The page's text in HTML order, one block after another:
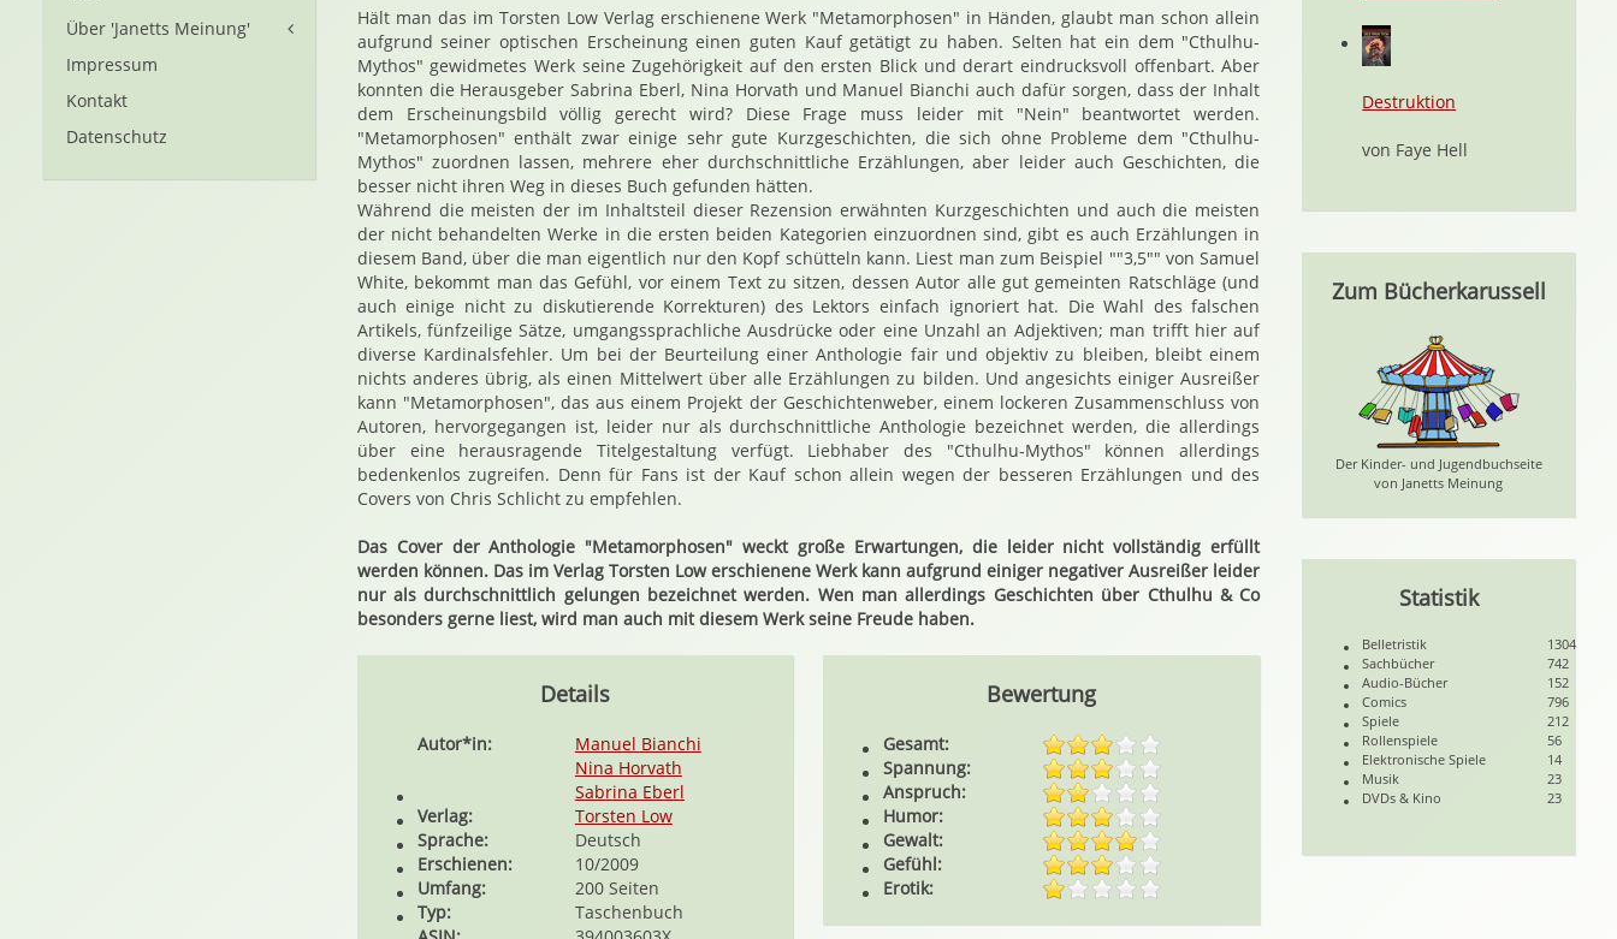
Hält man das im Torsten Low Verlag erschienene Werk "Metamorphosen" in Händen, glaubt man schon allein
aufgrund seiner optischen Erscheinung einen guten Kauf getätigt zu haben. Selten hat ein dem "Cthulhu-
Mythos" gewidmetes Werk seine Zugehörigkeit auf den ersten Blick und derart eindrucksvoll offenbart. Aber
konnten die Herausgeber Sabrina Eberl, Nina Horvath und Manuel Bianchi auch dafür sorgen, dass der Inhalt
dem Erscheinungsbild völlig gerecht wird? Diese Frage muss leider mit "Nein" beantwortet werden.
"Metamorphosen" enthält zwar einige sehr gute Kurzgeschichten, die sich ohne Probleme dem "Cthulhu-
Mythos" zuordnen lassen, mehrere eher durchschnittliche Erzählungen, aber leider auch Geschichten, die
besser nicht ihren Weg in dieses Buch gefunden hätten.
Während die meisten der im Inhaltsteil dieser Rezension erwähnten Kurzgeschichten und auch die meisten
der nicht behandelten Werke in die ersten beiden Kategorien einzuordnen sind, gibt es auch Erzählungen in
diesem Band, über die man eigentlich nur den Kopf schütteln kann. Liest man zum Beispiel ""3,5"" von Samuel
White, bekommt man das Gefühl, vor einem Text zu sitzen, dessen Autor alle gut gemeinten Ratschläge (und
auch einige nicht zu diskutierende Korrekturen) des Lektors einfach ignoriert hat. Die Wahl des falschen
Artikels, fünfzeilige Sätze, umgangssprachliche Ausdrücke oder eine Unzahl an Adjektiven; man trifft hier auf
diverse Kardinalsfehler. Um bei der Beurteilung einer Anthologie fair und objektiv zu bleiben, bleibt einem
nichts anderes übrig, als einen Mittelwert über alle Erzählungen zu bilden. Und angesichts einiger Ausreißer
kann "Metamorphosen", das aus einem Projekt der Geschichtenweber, einem lockeren Zusammenschluss von
Autoren, hervorgegangen ist, leider nur als durchschnittliche Anthologie bezeichnet werden, die allerdings
über eine herausragende Titelgestaltung verfügt. Liebhaber des "Cthulhu-Mythos" können allerdings
bedenkenlos zugreifen. Denn für Fans ist der Kauf schon allein wegen der besseren Erzählungen und des
Covers von Chris Schlicht zu empfehlen.
Das Cover der Anthologie "Metamorphosen" weckt große Erwartungen, die leider nicht vollständig erfüllt
werden können. Das im Verlag Torsten Low erschienene Werk kann aufgrund einiger negativer Ausreißer leider
nur als durchschnittlich gelungen bezeichnet werden. Wen man allerdings Geschichten über Cthulhu & Co
besonders gerne liest, wird man auch mit diesem Werk seine Freude haben.
Details
Autor*in:
Manuel Bianchi
Nina Horvath
Sabrina Eberl
Verlag:
Torsten Low
Sprache:
Deutsch
Erschienen:
10/2009
Umfang:
200 Seiten
Typ:
Taschenbuch
Bewertung
Gesamt:
Spannung:
Anspruch:
Humor:
Gewalt:
Gefühl:
Erotik:
Über 'Janetts Meinung'
Impressum
Kontakt
Datenschutz
Destruktion
von Faye Hell
Zum Bücherkarussell
Der Kinder- und Jugendbuchseite
von Janetts Meinung
Statistik
Belletristik
1304
Sachbücher
742
Audio-Bücher
152
Comics
796
Spiele
212
Rollenspiele
56
Elektronische Spiele
14
Musik
23
DVDs & Kino
23